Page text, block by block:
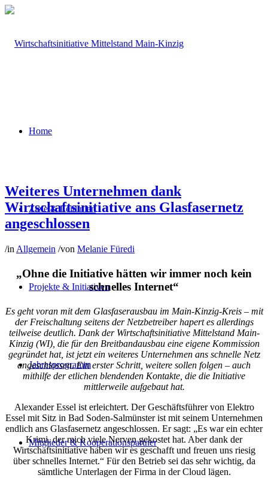
Home
Ziele & Leitlinien
Projekte & Initiativen
Jahresprogramm
Mitglieder & Kooperationspartner
Weiteres Unternehmen dank
Wirtschaftsinitiative ans Glasfasernetz
angeschlossen
/in Allgemein /von Melanie Füredi
„Ohne die Initiative hätten wir immer noch kein
schnelles Internet“
Es geht voran mit dem Glasfaserausbau im Main-Kinzig-Kreis – mit
der Freischaltung seitens der Netzbetreiber hapert es allerdings
teilweise deutlich. Dank der Wirtschaftsinitiative Mittelstand Main-
Kinzig (WI), die für den Breitbandausbau eine eigene Kommission
gegründet hat, ist jetzt ein weiteres Unternehmen ans schnelle Netz
angeschlossen. Ein erster Schritt, weitere sollen folgen – auch
mithilfe der etlichen blendenden Kontakte, die die Initiative
mittlerweile aufgebaut hat.
Alexander Essel ist erleichtert. Der Geschäftsführer von Elektro
Essel mit Sitz in Bad Soden-Salmünster ist mit seinem Unternehmen
endlich ans Glasfasernetz angeschlossen. Er sagt: „Es war ein echter
Krimi, der mich viele Nerven gekostet hat. Aber dank der
Wirtschaftsinitiative haben wir es geschafft und freuen uns riesig
über schnelles Internet.“ Für den Betrieb sei das sehr wichtig, da
sämtliche Unterlagen der Firma in der Cloud lägen.